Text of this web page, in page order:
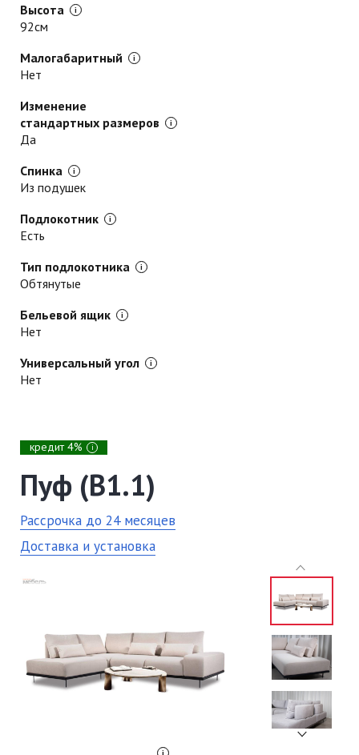
Высота
92см
Малогабаритный
Нет
Изменение
стандартных размеров
Да
Спинка
Из подушек
Подлокотник
Есть
Тип подлокотника
Обтянутые
Бельевой ящик
Нет
Универсальный угол
Нет
кредит 4% i
Пуф (В1.1)
Рассрочка до 24 месяцев
Доставка и установка